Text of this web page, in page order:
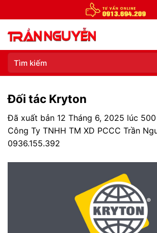
đến
nội
dung
Tìm
kiếm:
Đối tác Kryton
Đã xuất bản 12 Tháng 6, 2025 lúc
Công Ty TNHH TM XD PCCC Trần
0936.155.392